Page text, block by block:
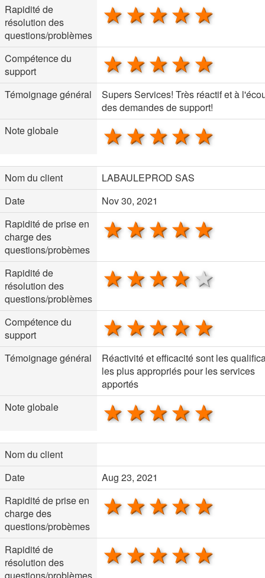
Rapidité de
résolution des
questions/problèmes
4 stars
3 stars
2 stars
1 star
Compétence du
support
4 stars
3 stars
2 stars
1 star
Témoignage général
Supers Services! Très réactif et à
des demandes de support!
Note globale
4 stars
3 stars
2 stars
1 star
Nom du client
LABAULEPROD SAS
Date
Nov 30, 2021
Rapidité de prise en
charge des
questions/probèmes
4 stars
3 stars
2 stars
1 star
Rapidité de
résolution des
questions/problèmes
4 stars
3 stars
2 stars
1 star
Compétence du
support
4 stars
3 stars
2 stars
1 star
Témoignage général
Réactivité et efficacité sont les
les plus appropriés pour les services
apportés
Note globale
4 stars
3 stars
2 stars
1 star
Nom du client
Date
Aug 23, 2021
Rapidité de prise en
charge des
questions/probèmes
4 stars
3 stars
2 stars
1 star
Rapidité de
résolution des
4 stars
3 stars
2 stars
1 star